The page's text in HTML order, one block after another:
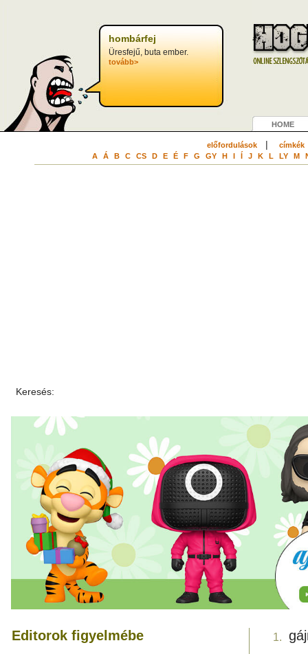
hombárfej
Üresfejű, buta ember.
tovább>
HOME
előfordulások| címkék
A Á B C CS D E É F G GY H I Í J K L LY M
Keresés:
Editorok figyelmébe 1.